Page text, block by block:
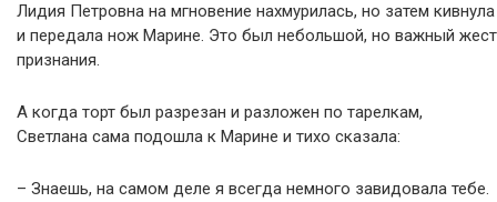
Лидия Петровна на мгновение нахмурилась, но затем кивнула
и передала нож Марине. Это был небольшой, но важный жест
признания.
А когда торт был разрезан и разложен по тарелкам,
Светлана сама подошла к Марине и тихо сказала:
– Знаешь, на самом деле я всегда немного завидовала тебе.